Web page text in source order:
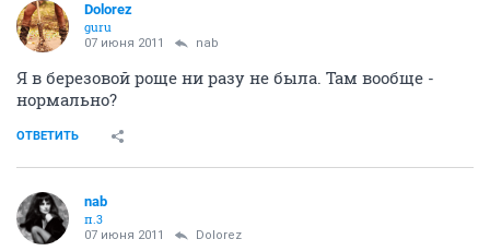
Dolorez
guru
07 июня 2011 nab
Я в березовой роще ни разу не была. Там вообще -
нормально?
ОТВЕТИТЬ
nab
п.3
07 июня 2011 Dolorez